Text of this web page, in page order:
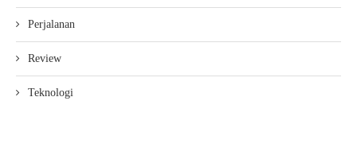
Perjalanan
Review
Teknologi